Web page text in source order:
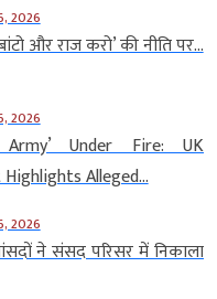
2026
और राज करो’ की नीति पर...
2026
Army’ Under Fire: UK
Alleged...
2026
ने संसद परिसर में निकाला